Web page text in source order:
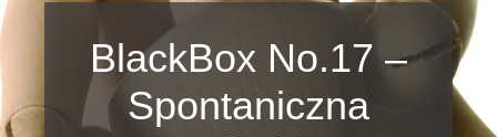
BlackBox No.17 –
Spontaniczna